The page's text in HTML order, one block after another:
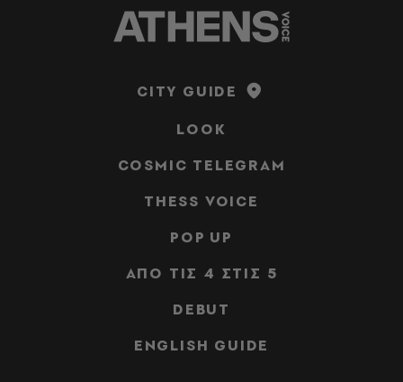
CITY GUIDE
LOOK
COSMIC TELEGRAM
THESS VOICE
POP UP
ΑΠΟ ΤΙΣ 4 ΣΤΙΣ 5
DEBUT
ENGLISH GUIDE